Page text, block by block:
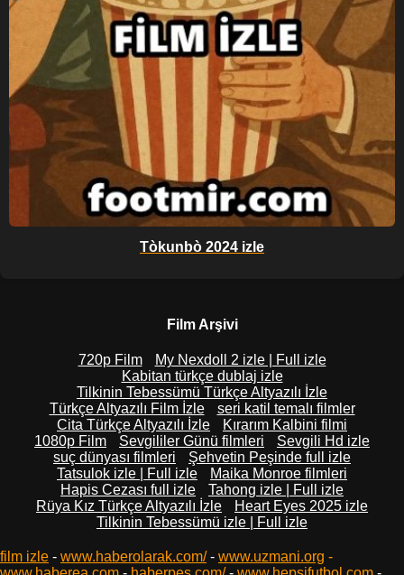
Tòkunbò 2024 izle
Film Arşivi
720p Film
My Nexdoll 2 izle | Full izle
Kabitan türkçe dublaj izle
Tilkinin Tebessümü Türkçe Altyazılı İzle
Türkçe Altyazılı Film İzle
seri katil temalı filmler
Cita Türkçe Altyazılı İzle
Kırarım Kalbini filmi
1080p Film
Sevgililer Günü filmleri
Sevgili Hd izle
suç dünyası filmleri
Şehvetin Peşinde full izle
Tatsulok izle | Full izle
Maika Monroe filmleri
Hapis Cezası full izle
Tahong izle | Full izle
Rüya Kız Türkçe Altyazılı İzle
Heart Eyes 2025 izle
Tilkinin Tebessümü izle | Full izle
film izle - www.haberolarak.com/- www.uzmani.org -